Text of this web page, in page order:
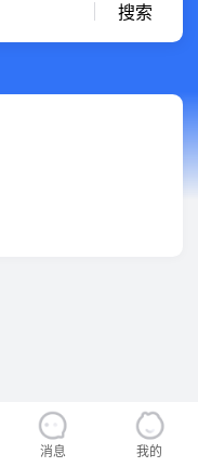
搜索
消息 我的